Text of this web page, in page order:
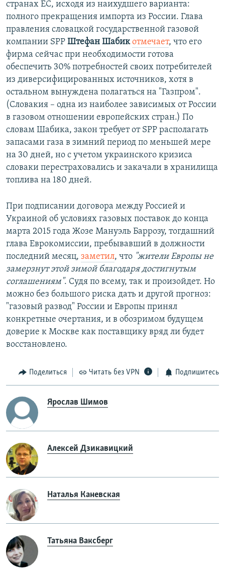
странах ЕС, исходя из наихудшего варианта:
полного прекращения импорта из России. Глава
правления словацкой государственной газовой
компании SPP Штефан Шабик отмечает, что его
фирма сейчас при необходимости готова
обеспечить 30% потребностей своих потребителей
из диверсифицированных источников, хотя в
остальном вынуждена полагаться на "Газпром".
(Словакия – одна из наиболее зависимых от России
в газовом отношении европейских стран.) По
словам Шабика, закон требует от SPP располагать
запасами газа в зимний период по меньшей мере
на 30 дней, но с учетом украинского кризиса
словаки перестраховались и закачали в хранилища
топлива на 180 дней.
При подписании договора между Россией и
Украиной об условиях газовых поставок до конца
марта 2015 года Жозе Мануэль Баррозу, тогдашний
глава Еврокомиссии, пребывавший в должности
последний месяц, заметил, что "жители Европы не
замерзнут этой зимой благодаря достигнутым
соглашениям". Судя по всему, так и произойдет. Но
можно без большого риска дать и другой прогноз:
"газовый развод" России и Европы принял
конкретные очертания, и в обозримом будущем
доверие к Москве как поставщику вряд ли будет
восстановлено.
Поделиться Читать без VPN Подпишитесь
Ярослав Шимов
Алексей Дзикавицкий
Наталья Каневская
Татьяна Ваксберг